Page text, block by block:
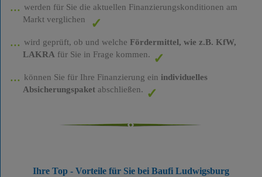
werden für Sie die aktuellen Finanzierungskonditionen am
Markt verglichen
wird geprüft, ob und welche Fördermittel, wie z.B. KfW,
LAKRA für Sie in Frage kommen.
können Sie für Ihre Finanzierung ein individuelles
Absicherungspaketabschließen.
Ihre Top - Vorteile für Sie bei Baufi Ludwigsburg